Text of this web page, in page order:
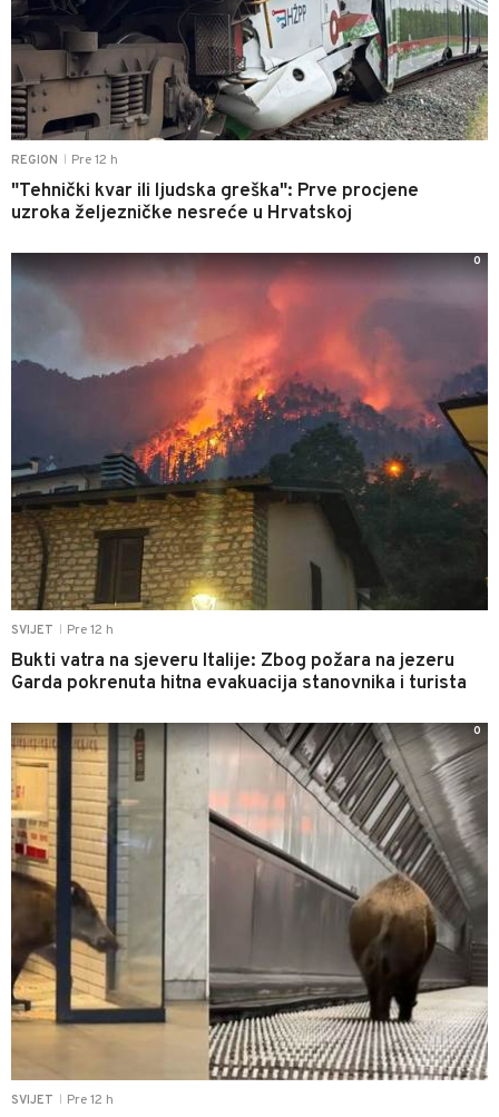
REGION Pre 12 h
"Tehnički kvar ili ljudska greška": Prve procjene
uzroka željezničke nesreće u Hrvatskoj
SVIJET Pre 12 h
Bukti vatra na sjeveru Italije: Zbog požara na jezeru
Garda pokrenuta hitna evakuacija stanovnika i turista
0
SVIJET Pre 12 h
0